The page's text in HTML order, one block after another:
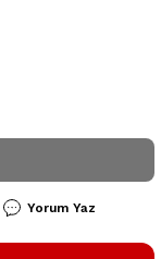
Yorum Yaz